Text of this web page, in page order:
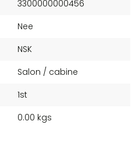
3300000000456
Nee
NSK
Salon / cabine
1st
0.00 kgs